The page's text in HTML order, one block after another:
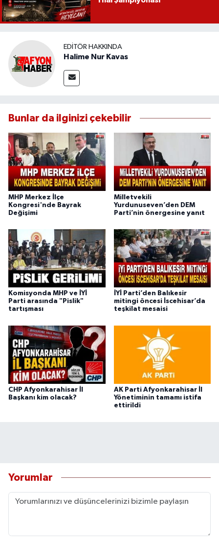
EDITÖR HAKKINDA
Halime Nur Kavas
Bunlar da ilginizi çekebilir
MHP Merkez İlçe
Kongresi'nde Bayrak
Değişimi
Milletvekili
Yurdunuseven’den DEM
Parti’nin önergesine yanıt
Komisyonda MHP ve İYİ
Parti arasında "Pislik"
tartışması
İYİ Parti’den Balıkesir
mitingi öncesi İscehisar’da
teşkilat mesaisi
CHP Afyonkarahisar İl
Başkanı kim olacak?
AK Parti Afyonkarahisar İl
Yönetiminin tamamı istifa
ettirildi
Yorumlar